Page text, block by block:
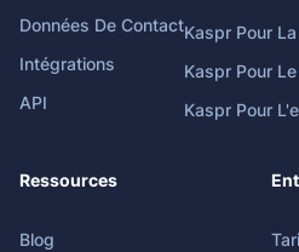
Données De Contact
Intégrations
API
Kaspr Pour
Kaspr Pour
Kaspr Pour
Ressources
Blog